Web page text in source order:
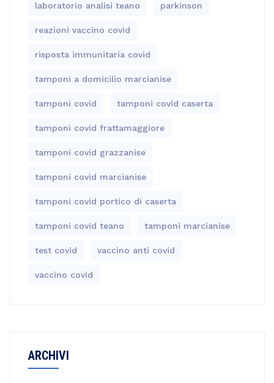
laboratorio analisi teano parkinson
reazioni vaccino covid
risposta immunitaria covid
tamponi a domicilio marcianise
tamponi covid tamponi covid caserta
tamponi covid frattamaggiore
tamponi covid grazzanise
tamponi covid marcianise
tamponi covid portico di caserta
tamponi covid teano tamponi marcianise
test covid vaccino anti covid
vaccino covid
ARCHIVI